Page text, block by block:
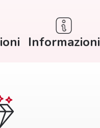
Informazioni